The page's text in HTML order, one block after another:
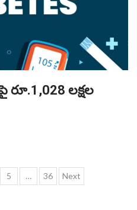
లక్షల
5 … 36 Next